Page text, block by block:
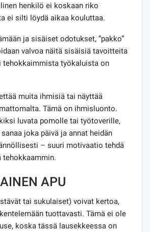
henkilö ei koskaan riko
ei silti löydä aikaa kouluttaa.
ja sisäiset odotukset, ”pakko”
valvoa näitä sisäisiä tavoitteita
tehokkaimmista työkaluista on
muita ihmisiä tai näyttää
Tämä on ihmisluonto.
luvata pomolle tai työtoverille,
joka päivä ja annat heidän
– suuri motivaatio tehdä
tehokkaammin.
APU
tai sukulaiset) voivat kertoa,
tuottavasti. Tämä ei ole
koska tässä lausekkeessa on